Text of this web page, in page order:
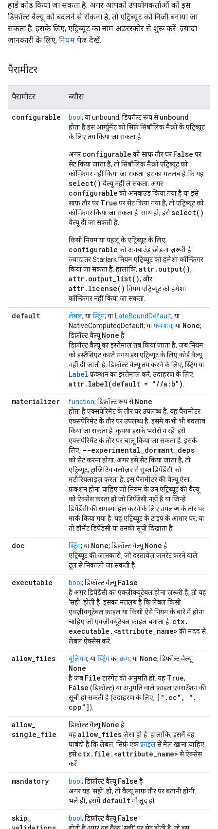
हार्ड कोड किया जा सकता है. अगर आपको उपयोगकर्ताओं को इस
डिफ़ॉल्ट वैल्यू को बदलने से रोकना है, तो एट्रिब्यूट को निजी बनाया जा
सकता है. इसके लिए, एट्रिब्यूट का नाम अंडरस्कोर से शुरू करें. ज़्यादा
जानकारी के लिए, नियम पेज देखें.
पैरामीटर
पैरामीटर ब्यौरा
configurable bool ; या unbound; डिफ़ॉल्ट रूप सेunbound
होता है इस आर्ग्युमेंट को सिर्फ़ सिंबॉलिक मैक्रो के एट्रिब्यूट
के लिए तय किया जा सकता है.
अगर configurable को साफ़ तौर पर False पर
सेट किया जाता है, तो सिंबॉलिक मैक्रो एट्रिब्यूट को
कॉन्फ़िगर नहीं किया जा सकता. इसका मतलब है कि यह
select() वैल्यू नहीं ले सकता. अगर
configurable को अनबाउंड किया गया है या इसे
साफ़ तौर पर True पर सेट किया गया है, तो एट्रिब्यूट को
कॉन्फ़िगर किया जा सकता है. साथ ही, इसेselect()
वैल्यू दी जा सकती है.
किसी नियम या पहलू के एट्रिब्यूट के लिए,
configurable को अनबाउंड छोड़ना ज़रूरी है.
ज़्यादातर Starlark नियम एट्रिब्यूट को हमेशा कॉन्फ़िगर
किया जा सकता है. हालांकि, attr.output(),
attr.output_list(), और
attr.license() नियम एट्रिब्यूट को हमेशा
कॉन्फ़िगर नहीं किया जा सकता.
default लेबल; यास्ट्रिंग; या LateBoundDefault; या
NativeComputedDefault; याफ़ंक्शन; या None;
डिफ़ॉल्ट वैल्यू None है
डिफ़ॉल्ट वैल्यू का इस्तेमाल तब किया जाता है, जब नियम
को इंस्टैंशिएट करते समय इस एट्रिब्यूट के लिए कोई वैल्यू
नहीं दी जाती है. डिफ़ॉल्ट वैल्यू तय करने के लिए, स्ट्रिंग या
Label फ़ंक्शन का इस्तेमाल करें. उदाहरण के लिए,
attr. label(default = " //a:b")
materializer function; डिफ़ॉल्ट रूप सेNone
होता हैएक्सपेरिमेंट के तौर पर उपलब्ध है . यह पैरामीटर
एक्सपेरिमेंट के तौर पर उपलब्ध है. इसमें कभी भी बदलाव
किया जा सकता है. कृपया इसके भरोसे न रहें. इसे
एक्सपेरिमेंट के तौर पर चालू किया जा सकता है. इसके
लिए, --experimental_dormant_deps
को सेट करना होगा. अगर इसे सेट किया जाता है, तो
एट्रिब्यूट, ट्रांज़िटिव क्लोज़र से सुस्त डिपेंडेंसी को
मटीरियलाइज़ करता है. इस पैरामीटर की वैल्यू ऐसा
फ़ंक्शन होना चाहिए जो नियम के उन एट्रिब्यूट की वैल्यू
को ऐक्सेस करता हो जो डिपेंडेंसी नहीं हैं या जिन्हें
डिपेंडेंसी की समस्या हल करने के लिए उपलब्ध के तौर पर
मार्क किया गया है. यह एट्रिब्यूट के टाइप के आधार पर, या
तो डॉर्मेंट डिपेंडेंसी या उनकी सूची दिखाता है
doc स्ट्रिंग; या None; डिफ़ॉल्ट वैल्यू None है
एट्रिब्यूट की जानकारी, जो दस्तावेज़ जनरेट करने वाले
टूल से निकाली जा सकती है.
executable bool ; डिफ़ॉल्ट वैल्यू False
है अगर डिपेंडेंसी का एक्ज़ीक्यूटेबल होना ज़रूरी है, तो यह
'सही' होती है. इसका मतलब है कि लेबल किसी
एक्ज़ीक्यूटेबल फ़ाइल या किसी ऐसे नियम के बारे में होना
चाहिए जो एक्ज़ीक्यूटेबल फ़ाइल बनाता है. ctx.
executable . <attribute_name> की मदद से
लेबल ऐक्सेस करें.
allow_files बूलियन; यास्ट्रिंगकाक्रम; या None; डिफ़ॉल्ट वैल्यू
None
है जब File टारगेट की अनुमति हो. यह True,
False (डिफ़ॉल्ट) या अनुमति वाले फ़ाइल एक्सटेंशन की
सूची हो सकती है (उदाहरण के लिए, [" . cc" , " .
cpp"]).
allow_
single_file
डिफ़ॉल्ट वैल्यू None है
यहallow_filesजैसा ही है. हालांकि, इसमें यह
पाबंदी है कि लेबल, सिर्फ़ एकफ़ाइलसे मेल खाना चाहिए.
इसेctx. file . <attribute_name> से ऐक्सेस
करें.
mandatory bool ; डिफ़ॉल्ट वैल्यू False है
अगर यह 'सही' हो, तो वैल्यू साफ़ तौर पर बतानी होगी.
भले ही, इसमें defaultमौजूद हो.
skip_
bool ; डिफ़ॉल्ट वैल्यू False